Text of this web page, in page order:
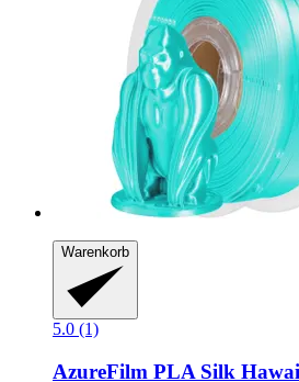
Warenkorb
5.0 (1)
AzureFilm PLA Silk